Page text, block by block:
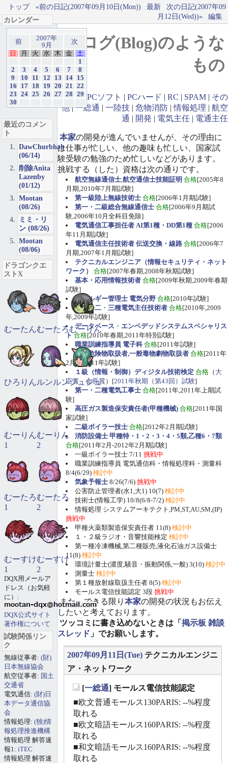
トップ «前の日記(2007年09月10日(Mon)) 最新
次の日記(2007年09
月12日(Wed))»
編集
ブログ(Blog)のような
もの
GBA| PCソフト | PCハード | RC | SPAM | その
他|一総通 | 一陸技 | 危物消防 |情報処理 | 航空
通 | 開発 | 電気主任 | 電通主任
本家の開発が進んでいませんが、その理由に
は仕事が忙しい、他の趣味も忙しい、国家試
験受験の勉強のため忙しいなどがあります。
挑戦する（した）資格は次の通りです。
航空無線通信士,航空通信士技能証明 合格[2005年8
月期,2010年7月期試験]
第一級陸上無線技術士 合格[2006年1月期試験]
第一・二級総合無線通信士 合格[2006年9月期試
験,2006年10月全科目免除]
電気通信工事担任者 AI第1種・DD第1種 合格[2006
年11月期試験]
電気通信主任技術者 伝送交換・線路 合格[2006年7
月期,2007年1月期試験]
テクニカルエンジニア（情報セキュリティ・ネット
ワーク）
合格[2007年春期,2008年秋期試験]
基本・応用情報技術者 合格[2009年秋期,2009年春期
試験]
エネルギー管理士 電気分野 合格[2010年試験]
第一・二 ・ 三種電気主任技術者 合格[2010年,2009
年,2009年試験]
データベース ・ エンベデッドシステムスペシャリス
ト 合格[2010年春期,2011年特別試験]
職業訓練指導員 電子科 合格[2011年試験]
甲種危険物取扱者,一般毒物劇物取扱者 合格[2011年
2月期,2011年試験]
１級（情報・制御）ディジタル技術検定 合格 （ 大
臣賞、会長賞）[2011年秋期（第43回）試験]
第一・二種電気工事士 合格[2011年,2011年上期試
験]
高圧ガス製造保安責任者(甲種機械) 合格[2011年国
家試験]
二級ボイラー技士 合格[2012年2月期試験]
消防設備士 甲種特・1・2・3・4・5類,乙種6・7類
合格[2011年2月-2012年2月期試験]
一級ボイラー技士 7/11 挑戦中
職業訓練指導員 電気通信科・情報処理科・測量科
8/4(6/29) 検討中
気象予報士 8/26(7/6) 挑戦中
公害防止管理者(水1,大1) 10(7) 検討中
技術士(情報工学) 10/8(6/8-7/2) 検討中
情報処理 システムアーキテクト,PM,ST,AU,SM,(IP)
挑戦中
甲種火薬類製造保安責任者 11(8) 検討中
１・２級ラジオ・音響技能検定 検討中
第一種冷凍機械,第二種販売,液化石油ガス設備士
11(8) 検討中
環境計量士(濃度,騒音・振動関係,一般) 3(10) 検討中
測量士 検討中
第１種放射線取扱主任者 8(5) 検討中
モールス電信技能認定 3段 挑戦中
また、できる限り 本家の開発の状況もお伝え
したいと考えております。
ツッコミに書き込めないときは「 掲示板 雑談
スレッド 」でお願いします。
2007年09月11日(Tue) テクニカルエンジニ
ア・ネットワーク
[一総通] モールス電信技能認定
■欧文普通モールス130PARIS: --%程度
取れる
■欧文暗語モールス160PARIS: --%程度
取れる
■和文暗語モールス160PARIS: --%程度
取れる
カレンダー
前
2007年
9月
次
日
月 火 水 木 金
土
1
2
3 4 5 6 7
8
9
10 11 12 13 14
15
16
17 18 19 20 21
22
23
24 25 26 27 28
29
30
最近のコメン
ト
DawChurbhab
(06/14)
削除Anita
Lazenby
(01/12)
Mootan
(08/26)
ミミ・リ
ン (08/26)
Mootan
(08/06)
ドラゴンクエ
ストX
むーたんむーたろむーりん
ひろりんルンルンジュジュ
むーりん
1
むーりん
2
むーたろ
1
むーたろ
2
むーすけ
1
むーすけ
2
DQX用メールア
ドレス（お気軽
に）:
DQX公式サイト
著作権について
試験関係リン
ク
無線従事者: (財)
日本無線協会
航空従事者: 国土
交通省
電気通信: (財)日
本データ通信協
会
情報処理: (独)情
報処理推進機構
情報処理 解答速
報1: iTEC
情報処理 解答速